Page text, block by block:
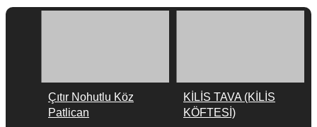
Çıtır Nohutlu Köz
Patlican
KİLİS TAVA (KİLİS
KÖFTESİ)